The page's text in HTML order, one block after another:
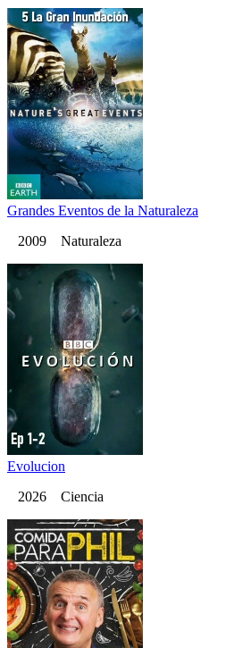
Grandes Eventos de la Naturaleza
2009 Naturaleza
Evolucion
2026 Ciencia